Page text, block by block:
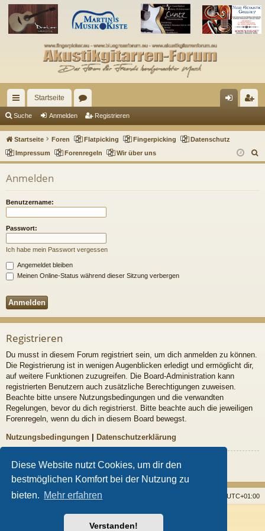
Diese Website nutzt Cookies, um dir den
bestmöglichen Komfort bei der Nutzung zu
bieten. Mehr erfahren
Verstanden!
ch
ne
llz
Startseite
en m ist
rie
Suche Anmelden Registrieren
Startseite Foren Flatpicking Fingerpicking
Datenschutz
Impressum
Forenregeln Wir über uns
u
Anmelden
Benutzername:
Passwort:
Ich habe mein Passwort vergessen
Angemeldet bleiben
Meinen Online-Status während dieser Sitzung verbergen
Registrieren
Du musst in diesem Forum registriert sein, um dich anmelden zu können.
Die Registrierung ist in wenigen Augenblicken erledigt und ermöglicht dir,
auf weitere Funktionen zuzugreifen. Die Board-Administration kann
registrierten Benutzern auch zusätzliche Berechtigungen zuweisen.
Beachte bitte unsere Nutzungsbedingungen und die verwandten
Regelungen, bevor du dich registrierst. Bitte beachte auch die jeweiligen
Forenregeln, wenn du dich in diesem Board bewegst.
Nutzungsbedingungen Datenschutzerklärung
Registrieren
Startseite Foren UTC+01:00
Powered byphpBB® Forum Software © phpBB Limited
Arty- Aktualisieren phpBB 3.2 von MrGaby